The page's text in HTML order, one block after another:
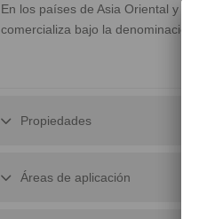
En los países de Asia Oriental y
comercializa bajo la denominación
Propiedades
Áreas de aplicación